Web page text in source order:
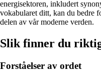
energisektoren, inkludert
vokabularet ditt, kan du bedre
delen av vår moderne verden.
Slik finner du
Forståelser av ordet